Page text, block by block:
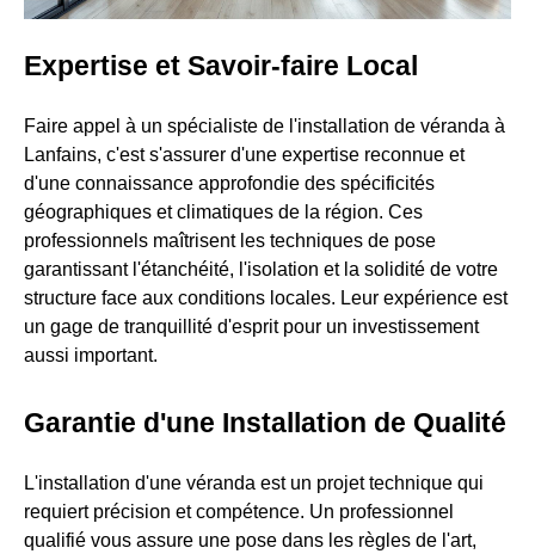
Expertise et Savoir-faire Local
Faire appel à un spécialiste de l'installation de véranda à
Lanfains, c'est s'assurer d'une expertise reconnue et
d'une connaissance approfondie des spécificités
géographiques et climatiques de la région. Ces
professionnels maîtrisent les techniques de pose
garantissant l'étanchéité, l'isolation et la solidité de votre
structure face aux conditions locales. Leur expérience est
un gage de tranquillité d'esprit pour un investissement
aussi important.
Garantie d'une Installation de Qualité
L'installation d'une véranda est un projet technique qui
requiert précision et compétence. Un professionnel
qualifié vous assure une pose dans les règles de l'art,